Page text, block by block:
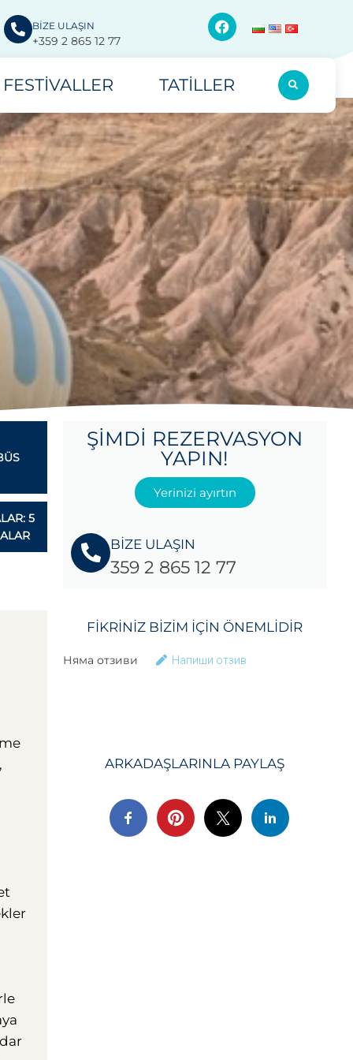
BİZE ULAŞIN
+359 2 865 12 77
FESTIVALLER TATILLER
5
ŞIMDI REZERVASYON
YAPIN!
Yerinizi ayırtın
BİZE ULAŞIN
359 2 865 12 77
FIKRINIZ BIZIM IÇIN ÖNEMLIDIR
Няма отзиви Напиши отзив
ARKADAŞLARINLA ​​PAYLAŞ